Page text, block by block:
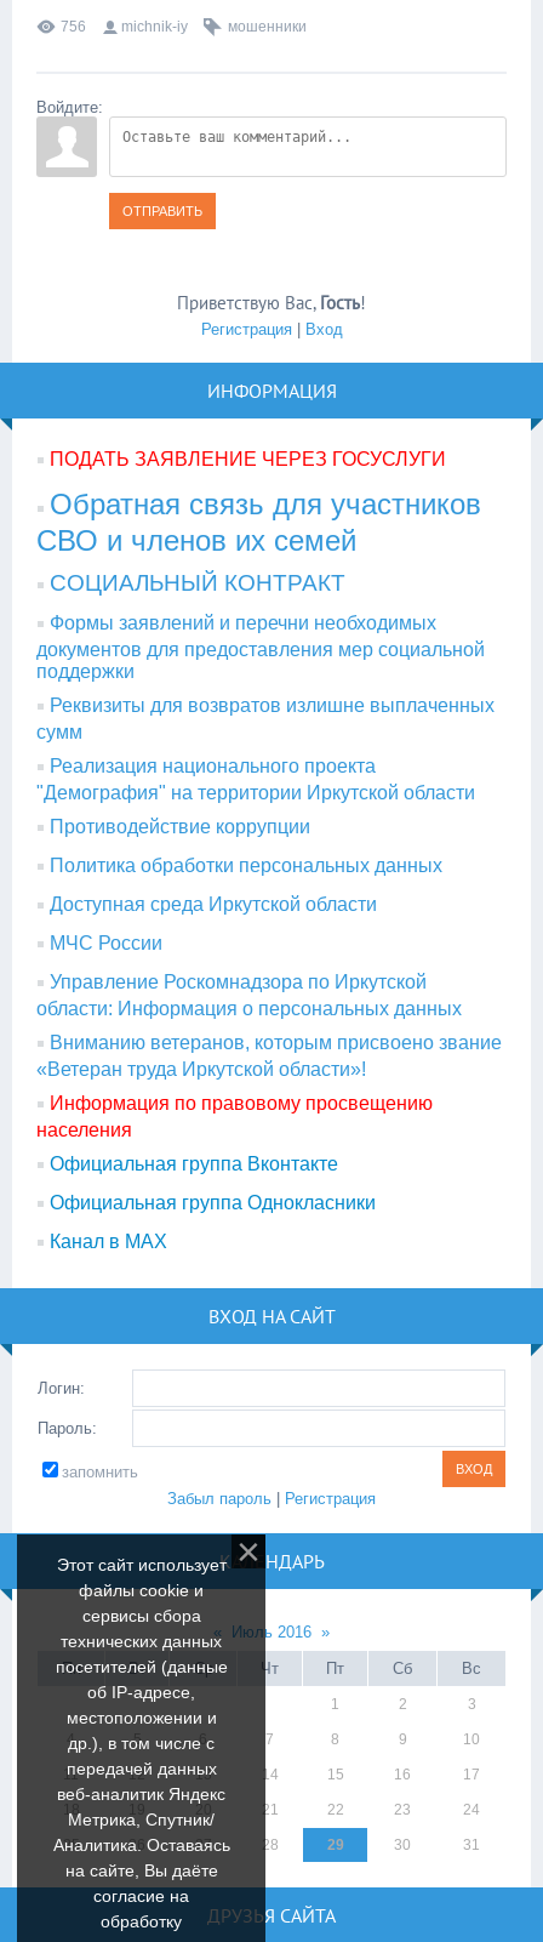
756 michnik-iy мошенники
Войдите:
ОТПРАВИТЬ
Приветствую Вас, Гость!
Регистрация| Вход
ИНФОРМАЦИЯ
ПОДАТЬ ЗАЯВЛЕНИЕ ЧЕРЕЗ ГОСУСЛУГИ
Обратная связь для участников
СВО и членов их семей
СОЦИАЛЬНЫЙ КОНТРАКТ
Формы заявлений и перечни необходимых
документов для предоставления мер социальной
поддержки
Реквизиты для возвратов излишне выплаченных
сумм
Реализация национального проекта
"Демография" на территории Иркутской области
Противодействие коррупции
Политика обработки персональных данных
Доступная среда Иркутской области
МЧС России
Управление Роскомнадзора по Иркутской
области: Информация о персональных данных
Вниманию ветеранов, которым присвоено звание
«Ветеран труда Иркутской области»!
Информация по правовому просвещению
населения
Официальная группа Вконтакте
Официальная группа Однокласники
Канал в МАХ
ВХОД НА САЙТ
Логин:
Пароль:
запомнить
Забыл пароль
Регистрация
КАЛЕНДАРЬ
« Июль 2016 »
Пн
Вт Ср Чт Пт Сб Вс
1 2 3
4 5 6 7 8 9 10
11 12 13 14 15 16 17
18 21 22 23 24
25 26 27 28 29 30 31
ДРУЗЬЯ САЙТА
Этот сайт использует
файлы cookie и
сервисы сбора
технических данных
посетителей (данные
об IP-адресе,
местоположении и
др.), в том числе с
передачей данных
веб-аналитик Яндекс
Метрика, Спутник/
Аналитика. Оставаясь
на сайте, Вы даёте
согласие на
обработку